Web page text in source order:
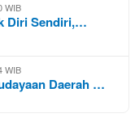
WIB
Diri Sendiri,…
WIB
Daerah …